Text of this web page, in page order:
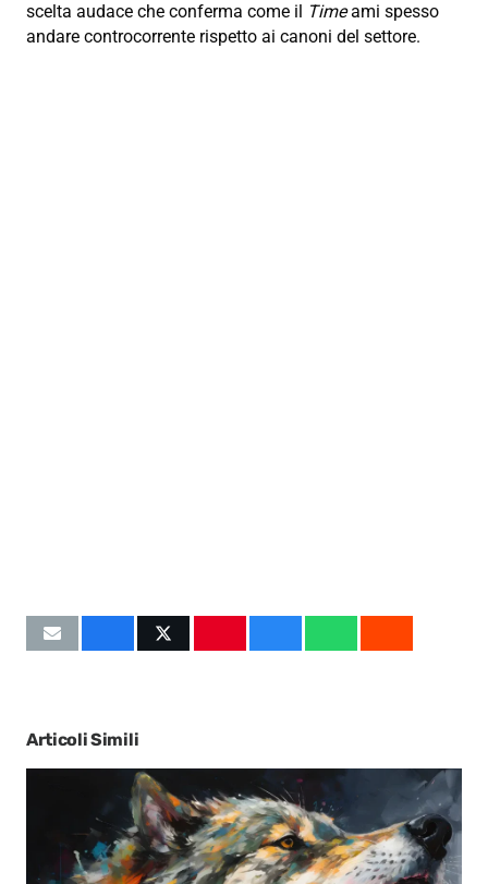
scelta audace che conferma come il Timeami spesso
andare controcorrente rispetto ai canoni del settore.
Articoli Simili